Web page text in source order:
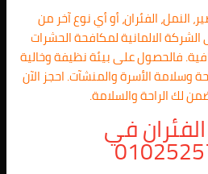
النمل، الفئران، أو أي نوع آخر من
الالمانية لمكافحة الحشرات
فالحصول على بيئة نظيفة وخالية
الأسرة والمنشآت. احجز الآن
لك الراحة والسلامة.
الفئران في